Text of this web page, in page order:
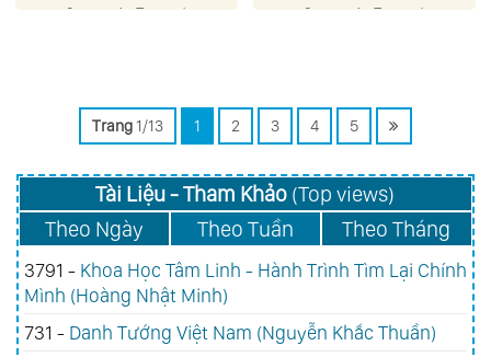
Strategic Forum)
Strategic Forum)
Trang 1/13 1 2 3 4 5
Tài Liệu - Tham Khảo (Top views)
Theo Ngày
Theo Tuần Theo Tháng
3791 - Khoa Học Tâm Linh - Hành Trình Tìm Lại Chính
Mình (Hoàng Nhật Minh)
731 - Danh Tướng Việt Nam (Nguyễn Khắc Thuần)